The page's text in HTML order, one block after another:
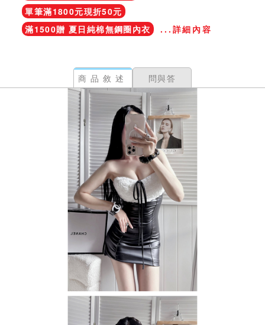
單筆滿1800元現折50元
滿1500贈 夏日純棉無鋼圈內衣
...詳細內容
商品敘述 問與答